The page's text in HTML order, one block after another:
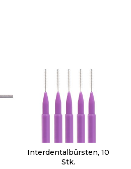
Interdentalbürsten, 10
Stk.